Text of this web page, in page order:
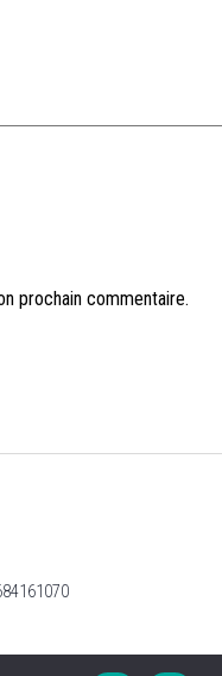
prochain commentaire.
MENTIONS LÉGALES